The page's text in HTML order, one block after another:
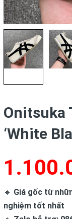
Onitsuka
‘White
🔹 Giá gốc từ
nghiệm tốt nhất